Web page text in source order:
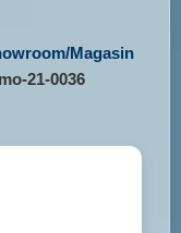
Magasin
21-0036